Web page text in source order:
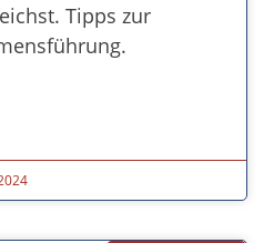
Tipps zur